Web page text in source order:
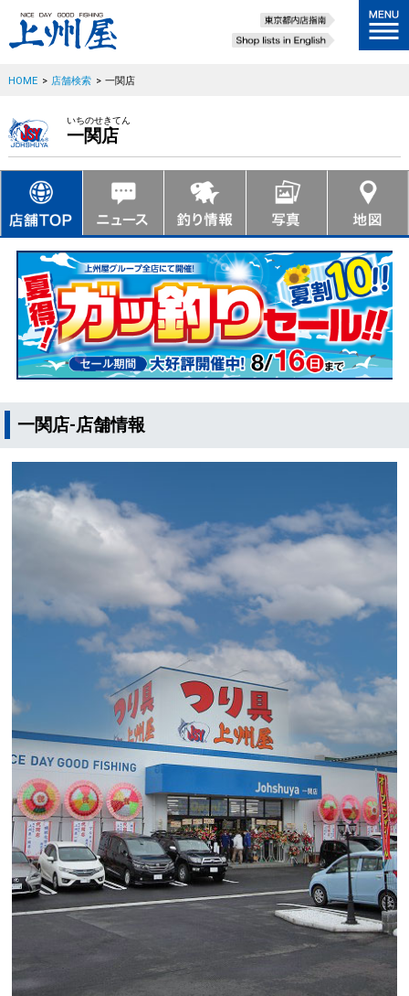
HOME > 店舗検索 > 一関店
いちのせきてん
一関店
一関店-店舗情報